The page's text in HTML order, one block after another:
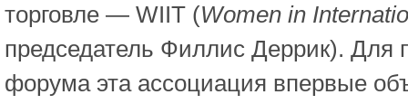
торговле — WIIT (Women in
председатель Филлис Деррик). Для
форума эта ассоциация впервые